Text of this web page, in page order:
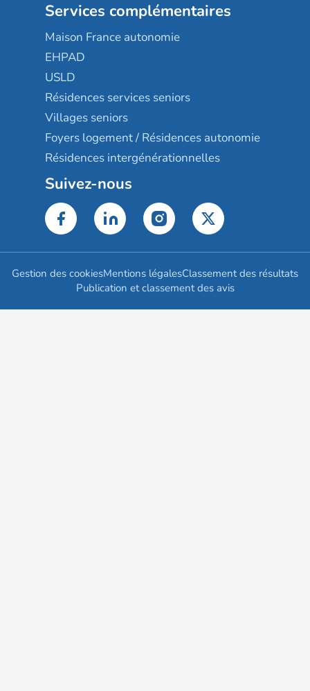
Services complémentaires
Maison France autonomie
EHPAD
USLD
Résidences services seniors
Villages seniors
Foyers logement / Résidences autonomie
Résidences intergénérationnelles
Suivez-nous
Gestion des cookiesMentions légalesClassement des résultats
Publication et classement des avis